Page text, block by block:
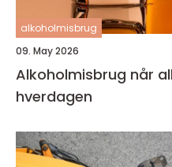
alkoholmisbrug
09. May 2026
Alkoholmisbrug når alkoholen styrer
hverdagen